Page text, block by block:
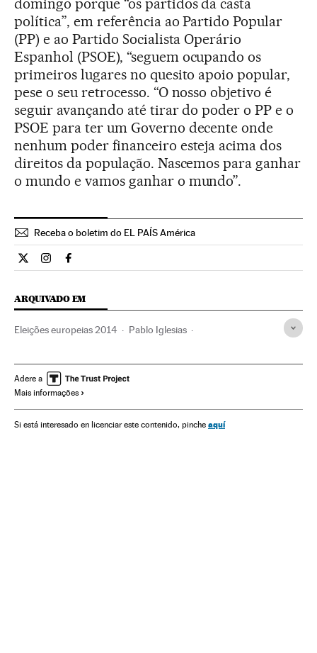
domingo porque “os partidos da casta
política”, em referência ao Partido Popular
(PP) e ao Partido Socialista Operário
Espanhol (PSOE), “seguem ocupando os
primeiros lugares no quesito apoio popular,
pese o seu retrocesso. “O nosso objetivo é
seguir avançando até tirar do poder o PP e o
PSOE para ter um Governo decente onde
nenhum poder financeiro esteja acima dos
direitos da população. Nascemos para ganhar
o mundo e vamos ganhar o mundo”.
Receba o boletim do EL PAÍS América
Internacional El País Brasil en Twitter
Internacional El País Brasil en Instagram
Internacional El País Brasil en Facebook
ARQUIVADO EM
Eleições europeias 2014 Pablo Iglesias
União Europeia Eleições
Organizações internacionais
Relações exteriores
Adere a
Mais informações
Si está interesado en licenciar este contenido, pinche aquí